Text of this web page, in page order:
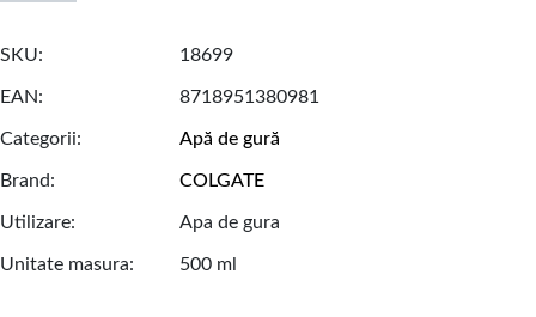
SKU 18699
EAN 8718951380981
Categorii Apă de gură
Brand COLGATE
Utilizare Apa de gura
Unitate masura 500 ml